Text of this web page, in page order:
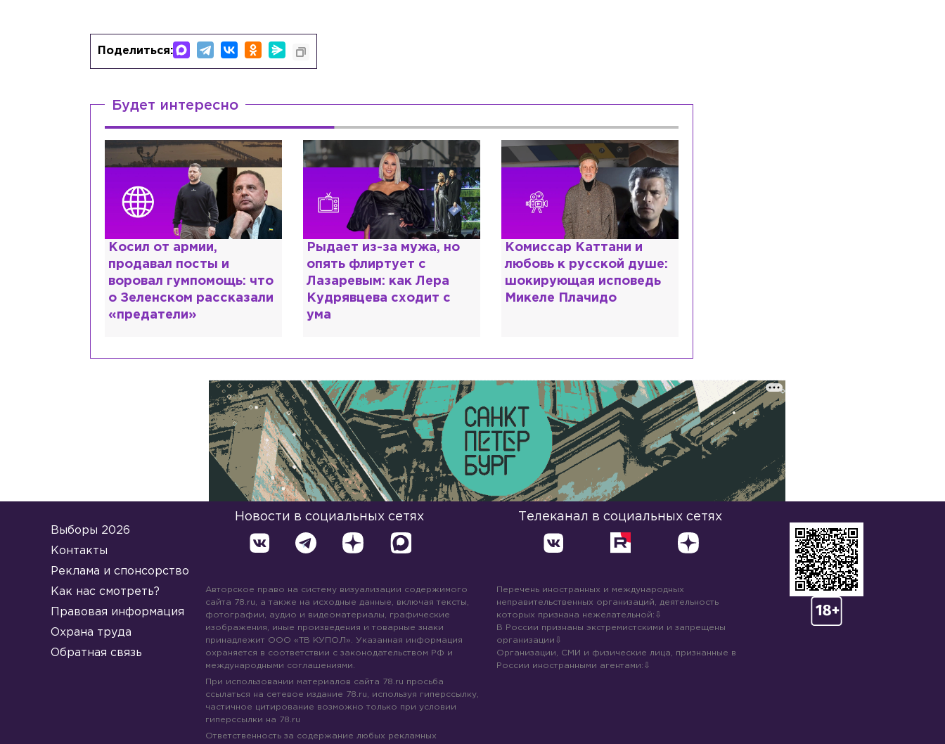
Поделиться:
Будет интересно
Косил от армии,
продавал посты и
воровал гумпомощь: что
о Зеленском рассказали
«предатели»
Рыдает из-за мужа, но
опять флиртует с
Лазаревым: как Лера
Кудрявцева сходит с
ума
Комиссар Каттани и
любовь к русской душе:
шокирующая исповедь
Микеле Плачидо
Выборы 2026
Контакты
Реклама и спонсорство
Как нас смотреть?
Правовая информация
Охрана труда
Обратная связь
Новости в социальных сетях Телеканал в социальных сетях
Авторское право на систему визуализации содержимого
сайта 78.ru, а также на исходные данные, включая тексты,
фотографии, аудио и видеоматериалы, графические
изображения, иные произведения и товарные знаки
принадлежит ООО «ТВ КУПОЛ». Указанная информация
охраняется в соответствии с законодательством РФ и
международными соглашениями.
При использовании материалов сайта 78.ru просьба
ссылаться на сетевое издание 78.ru, используя гиперссылку,
частичное цитирование возможно только при условии
гиперссылки на 78.ru
Ответственность за содержание любых рекламных
Перечень иностранных и международных
неправительственных организаций, деятельность
которых признана нежелательной:
В России признаны экстремистскими и запрещены
организации
Организации, СМИ и физические лица, признанные в
России иностранными агентами: